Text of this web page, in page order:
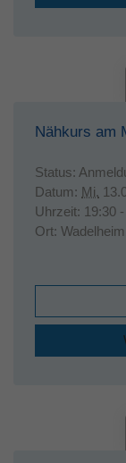
Nähkurs am
Status:
Datum: Mi.
Uhrzeit: 19:30
Ort: